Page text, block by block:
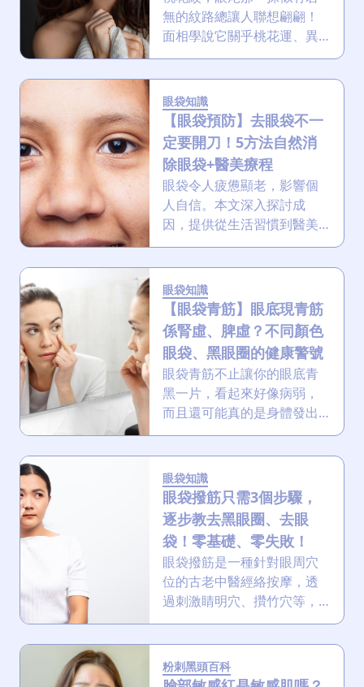
無的紋路總讓人聯想翩翩！
面相學說它關乎桃花運、異
性緣、朋友及人緣，而美容
界則視其為初老徵兆。究
竟，這道紋路是好是壞？若
果嫌其太顯老又該如何去除
眼紋？
眼袋知識
【眼袋預防】去眼袋不一
定要開刀！5方法自然消
除眼袋+醫美療程
眼袋令人疲憊顯老，影響個
人自信。本文深入探討成
因，提供從生活習慣到醫美
療程的全方位解決方案，助
您重拾年輕明亮雙眸。
眼袋知識
【眼袋青筋】眼底現青筋
係腎虛、脾虛？不同顏色
眼袋、黑眼圈的健康警號
眼袋青筋不止讓你的眼底青
黑一片，看起來好像病弱，
而且還可能真的是身體發出
的警號？想擺脫這種揮之不
去的青紫「黑眼圈」嗎？這
篇文章將帶您深入了解眼袋
青筋背後隱藏的秘密，從根
本改善身體的健康問題！
眼袋知識
眼袋撥筋只需3個步驟，
逐步教去黑眼圈、去眼
袋！零基礎、零失敗！
眼袋撥筋是一種針對眼周穴
位的古老中醫經絡按摩，透
過刺激睛明穴、攢竹穴等，
能有效促進眼周血液循環，
放鬆眼部肌肉，從而改善眼
部疲勞，並有助於緩解眼袋
與黑眼圈問題，讓雙眼重現
粉刺黑頭百科